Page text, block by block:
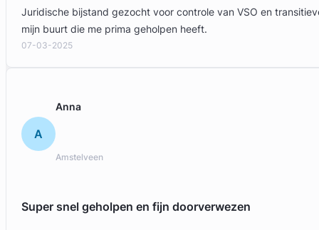
Juridische bijstand gezocht voor controle van VSO en
mijn buurt die me prima geholpen heeft.
07-03-2025
A
Anna
Amstelveen
Super snel geholpen en fijn doorverwezen